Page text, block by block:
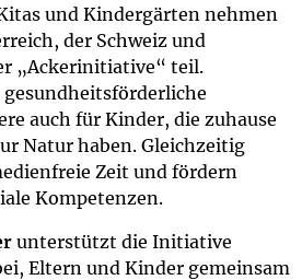
und Kindergärten nehmen
der Schweiz und
„Ackerinitiative“ teil.
auch für Kinder, die zuhause
Natur haben. Gleichzeitig
Zeit und fördern
Kompetenzen.
unterstützt die Initiative
Eltern und Kinder gemeinsam